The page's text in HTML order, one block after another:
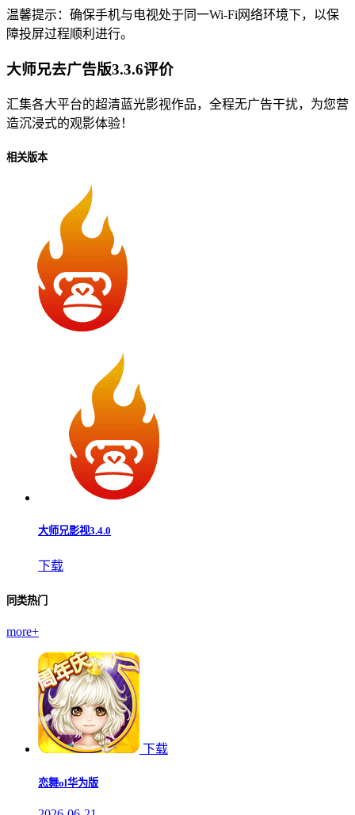
温馨提示：确保手机与电视处于同一Wi-Fi网络环境下，以保
障投屏过程顺利进行。
大师兄去广告版3.3.6评价
汇集各大平台的超清蓝光影视作品，全程无广告干扰，为您营
造沉浸式的观影体验！
相关版本
大师兄影视3.4.0
下载
同类热门
more+
下载
恋舞ol华为版